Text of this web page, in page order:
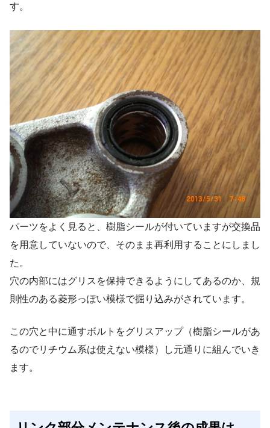
す。
パーツをよく見ると、樹脂シールが付いていますが交換品
を用意していないので、そのまま再利用することにしまし
た。
穴の内部にはグリスを保持できるようにしてあるのか、規
則性のある菱形っぽい模様で掘り込みがされています。
この穴と中に通すボルトをグリスアップ（樹脂シールがあ
るのでリチウム系は使えない模様）し元通りに組んでいき
ます。